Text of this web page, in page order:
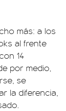
más: a los
al frente
14
por medio,
se
la diferencia,